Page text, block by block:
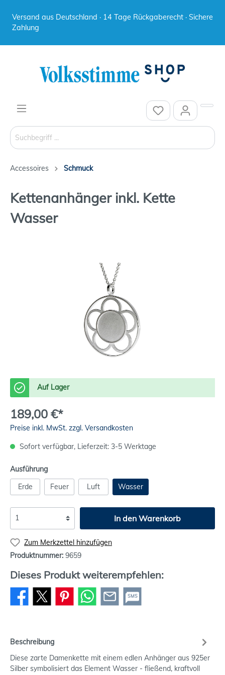
Versand aus Deutschland · 14 Tage Rückgaberecht · Sichere
Zahlung
Accessoires Schmuck
Kettenanhänger inkl. Kette
Wasser
Auf Lager
189,00 €*
Preise inkl. MwSt. zzgl. Versandkosten
Sofort verfügbar, Lieferzeit: 3-5 Werktage
Ausführung
Erde
Feuer Luft Wasser
In den Warenkorb
Zum Merkzettel hinzufügen
Produktnummer: 9659
Dieses Produkt weiterempfehlen:
SMS
Beschreibung
Diese zarte Damenkette mit einem edlen Anhänger aus 925er
Silber symbolisiert das Element Wasser - fließend, kraftvoll